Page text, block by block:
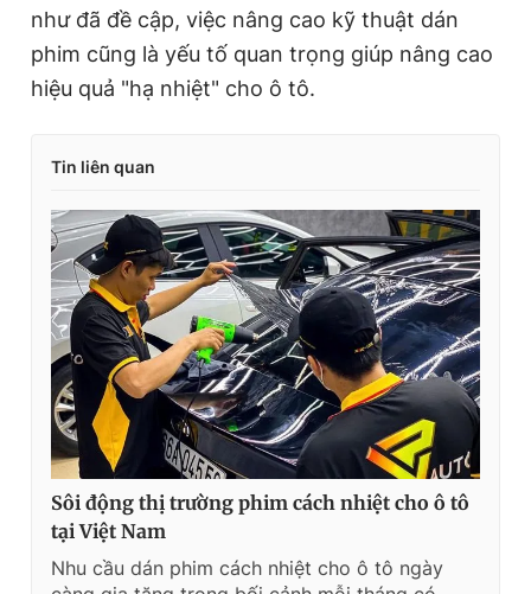
như đã đề cập, việc nâng cao kỹ thuật dán
phim cũng là yếu tố quan trọng giúp nâng cao
hiệu quả "hạ nhiệt" cho ô tô.
Tin liên quan
Sôi động thị trường phim cách nhiệt cho ô tô
tại Việt Nam
Nhu cầu dán phim cách nhiệt cho ô tô ngày